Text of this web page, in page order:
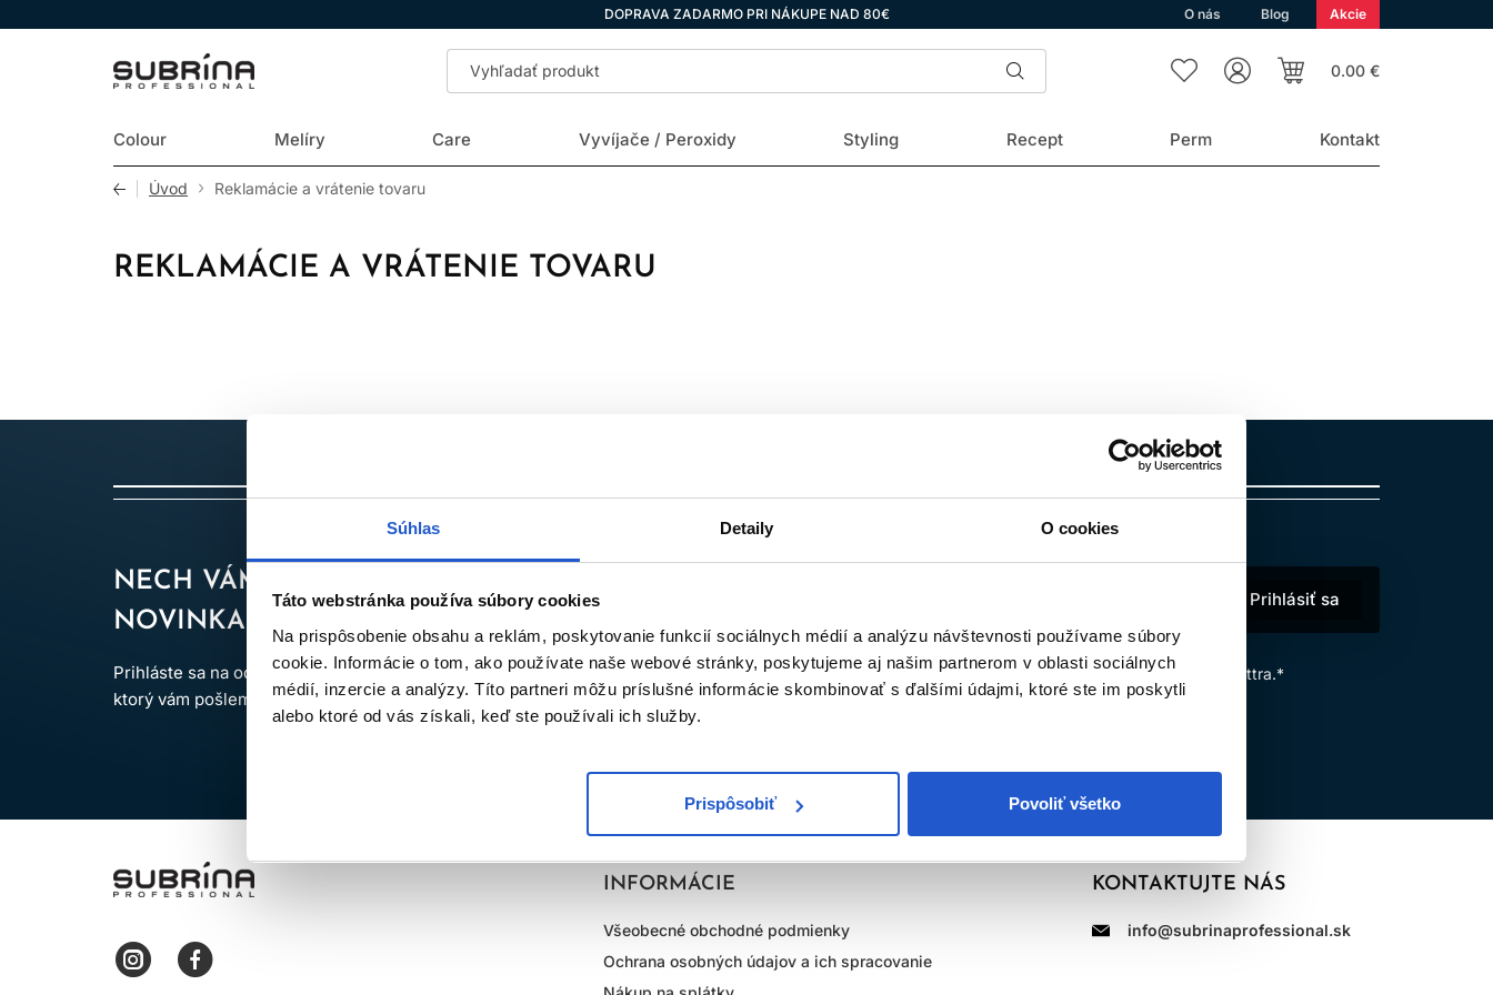
Súhlas Detaily O cookies
Táto webstránka používa súbory cookies
Na prispôsobenie obsahu a reklám, poskytovanie funkcií sociálnych médií a analýzu návštevnosti používame súbory
cookie. Informácie o tom, ako používate naše webové stránky, poskytujeme aj našim partnerom v oblasti sociálnych
médií, inzercie a analýzy. Títo partneri môžu príslušné informácie skombinovať s ďalšími údajmi, ktoré ste im poskytli
alebo ktoré od vás získali, keď ste používali ich služby.
Prispôsobiť Povoliť všetko
DOPRAVA ZADARMO PRI NÁKUPE NAD 80€ O nás Blog Akcie
LOMAX 0.00 €
Colour Melíry Care Vyvíjače / Peroxidy Styling Recept Perm Kontakt
Úvod Reklamácie a vrátenie tovaru
REKLAMÁCIE A VRÁTENIE TOVARU
NECH VÁM NEUJDE ŽIADNA
NOVINKA ANI ZĽAVA
Prihláste sa na odber newslettra a získajte kód na 5% zľavu
ktorý vám pošleme na e-mail.
Prihlásiť sa
Súhlasím sospracovaním osobných údajovna účely odberu newslettra.*
LOMAX
KONTAKTUJTE NÁS
info@subrinaprofessional.sk
INFORMÁCIE
Všeobecné obchodné podmienky
Ochrana osobných údajov a ich spracovanie